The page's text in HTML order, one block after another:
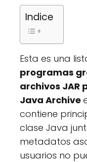
Indice
Esta es una
programas
archivos JAR
Java Archive
contiene
clase Java
metadatos
usuarios no